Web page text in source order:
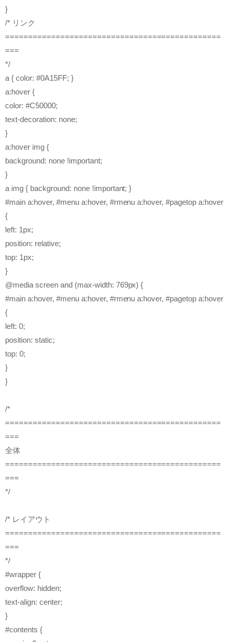
}
/* リンク
===============================================
===
*/
a { color: #0A15FF; }
a:hover {
color: #C50000;
text-decoration: none;
}
a:hover img {
background: none !important;
}
a img { background: none !important; }
#main a:hover, #menu a:hover, #rmenu a:hover, #pagetop a:hover
{
left: 1px;
position: relative;
top: 1px;
}
@media screen and (max-width: 769px) {
#main a:hover, #menu a:hover, #rmenu a:hover, #pagetop a:hover
{
left: 0;
position: static;
top: 0;
}
}
/*
===============================================
===
全体
===============================================
===
*/
/* レイアウト
===============================================
===
*/
#wrapper {
overflow: hidden;
text-align: center;
}
#contents {